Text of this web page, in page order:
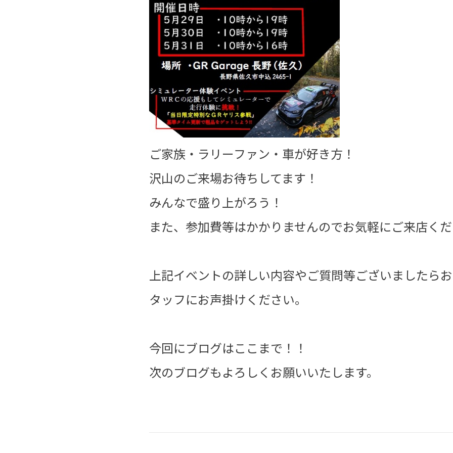
ご家族・ラリーファン・車が好き方！
沢山のご来場お待ちしてます！
みんなで盛り上がろう！
また、参加費等はかかりませんのでお気軽にご来店く
上記イベントの詳しい内容やご質問等ございましたら
タッフにお声掛けください。
今回にブログはここまで！！
次のブログもよろしくお願いいたします。